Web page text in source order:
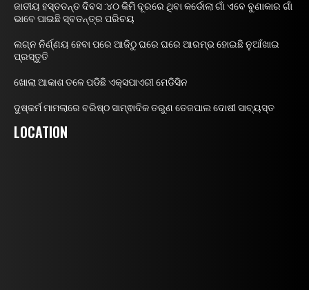
ଜାତୀୟ ହସ୍ତତନ୍ତ ଦିବସ :୪୦ କିମି ଦୂରରେ ଥିବା କର୍ଡୋଲା ଗାଁ ଏବେ ବୁଣାକାର ଗାଁ
ଭାବେ ପାଇଛି ସ୍ବତନ୍ତ୍ର ପରିଚୟ
ଲଗ୍ନ ନିର୍ଣ୍ଣୟ ହେବା ପରେ ଆଜିଠୁ ଘରେ ଘରେ ଆରମ୍ଭ ହୋଇଛି ନୁଆଁଖାଇ
ପ୍ରସ୍ତୁତି
ଖୋଲା ଆକାଶ ତଳେ ପଡିଛି ଏକ୍ସପାଏରୀ ମେଡିସିନ
ଦୁଷ୍କର୍ମ ମାମଲାରେ ବରିଷ୍ଠ ସାମ୍ଵାଦିକ ତରୁଣ ତେଜପାଲ ଦୋଷୀ ସାବ୍ୟସ୍ତ
LOCATION